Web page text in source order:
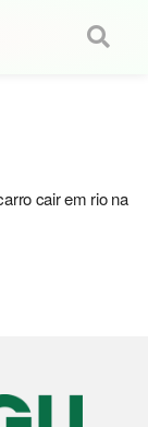
cair em rio na